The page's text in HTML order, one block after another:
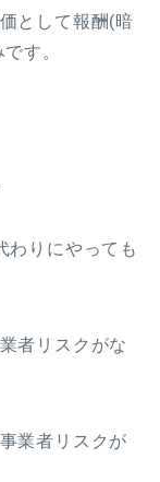
として報酬(暗
す。
わりにやっても
者リスクがな
業者リスクが